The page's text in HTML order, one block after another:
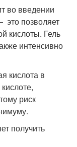
во введении
позволяет
кислоты. Гель
интенсивно
кислота в
риск
получить